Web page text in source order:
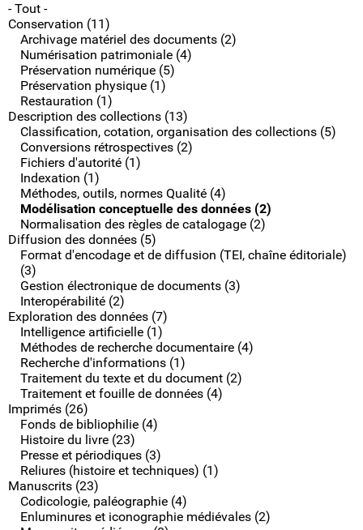
- Tout -
Conservation (11)
Archivage matériel des documents (2)
Numérisation patrimoniale (4)
Préservation numérique (5)
Préservation physique (1)
Restauration (1)
Description des collections (13)
Classification, cotation, organisation des collections (5)
Conversions rétrospectives (2)
Fichiers d'autorité (1)
Indexation (1)
Méthodes, outils, normes Qualité (4)
Modélisation conceptuelle des données (2)
Normalisation des règles de catalogage (2)
Diffusion des données (5)
Format d'encodage et de diffusion (TEI, chaîne éditoriale)
(3)
Gestion électronique de documents (3)
Interopérabilité (2)
Exploration des données (7)
Intelligence artificielle (1)
Méthodes de recherche documentaire (4)
Recherche d'informations (1)
Traitement du texte et du document (2)
Traitement et fouille de données (4)
Imprimés (26)
Fonds de bibliophilie (4)
Histoire du livre (23)
Presse et périodiques (3)
Reliures (histoire et techniques) (1)
Manuscrits (23)
Codicologie, paléographie (4)
Enluminures et iconographie médiévales (2)